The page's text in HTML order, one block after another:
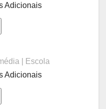
Adicionais
| Escola
Adicionais